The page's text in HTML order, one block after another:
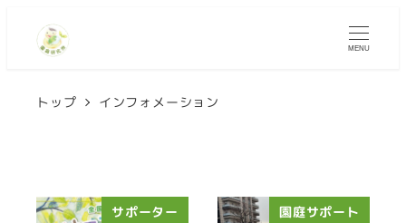
MENU
トップ インフォメーション
サポーター 園庭サポート